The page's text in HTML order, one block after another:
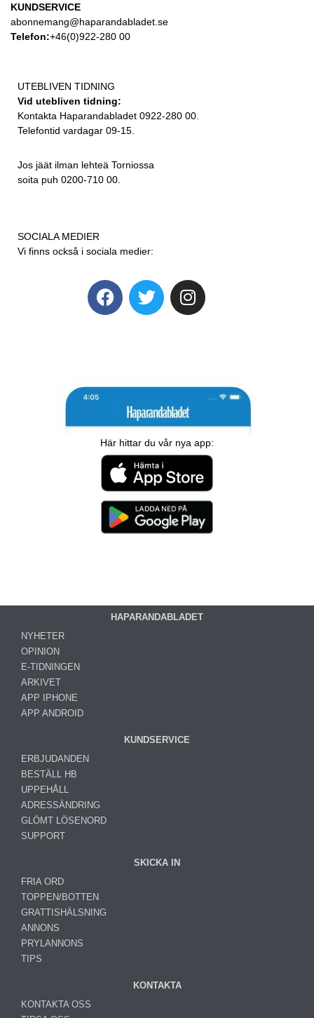
KUNDSERVICE
abonnemang@haparandabladet.se
Telefon:+46(0)922-280 00
UTEBLIVEN TIDNING
Vid utebliven tidning:
Kontakta Haparandabladet 0922-280 00.
Telefontid vardagar 09-15.
Jos jäät ilman lehteä Torniossa
soita puh 0200-710 00.
SOCIALA MEDIER
Vi finns också i sociala medier:
Här hittar du vår nya app:
HAPARANDABLADET
NYHETER
OPINION
E-TIDNINGEN
ARKIVET
APP IPHONE
APP ANDROID
KUNDSERVICE
ERBJUDANDEN
BESTÄLL HB
UPPEHÅLL
ADRESSÄNDRING
GLÖMT LÖSENORD
SUPPORT
SKICKA IN
FRIA ORD
TOPPEN/BOTTEN
GRATTISHÄLSNING
ANNONS
PRYLANNONS
TIPS
KONTAKTA
KONTAKTA OSS